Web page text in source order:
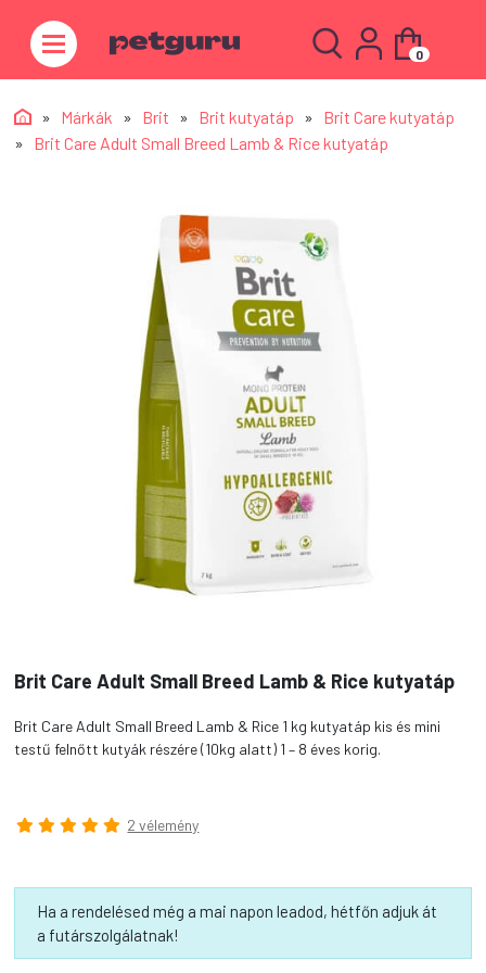
0
» Márkák » Brit » Brit kutyatáp » Brit Care kutyatáp
» Brit Care Adult Small Breed Lamb & Rice kutyatáp
Brit Care Adult Small Breed Lamb & Rice kutyatáp
Brit Care Adult Small Breed Lamb & Rice 1 kg kutyatáp kis és mini
testű felnőtt kutyák részére (10kg alatt) 1 – 8 éves korig.
2 vélemény
Ha a rendelésed még a mai napon leadod, hétfőn adjuk át
a futárszolgálatnak!